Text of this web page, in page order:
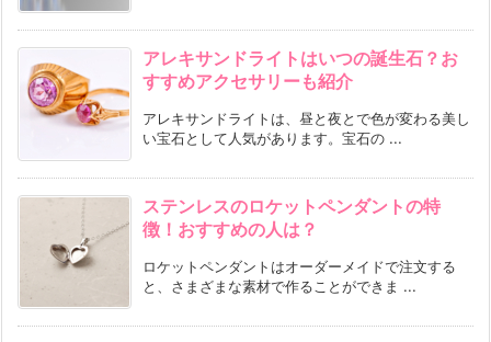
アレキサンドライトはいつの誕生石？お
すすめアクセサリーも紹介
アレキサンドライトは、昼と夜とで色が変わる美し
い宝石として人気があります。宝石の ...
ステンレスのロケットペンダントの特
徴！おすすめの人は？
ロケットペンダントはオーダーメイドで注文する
と、さまざまな素材で作ることができま ...